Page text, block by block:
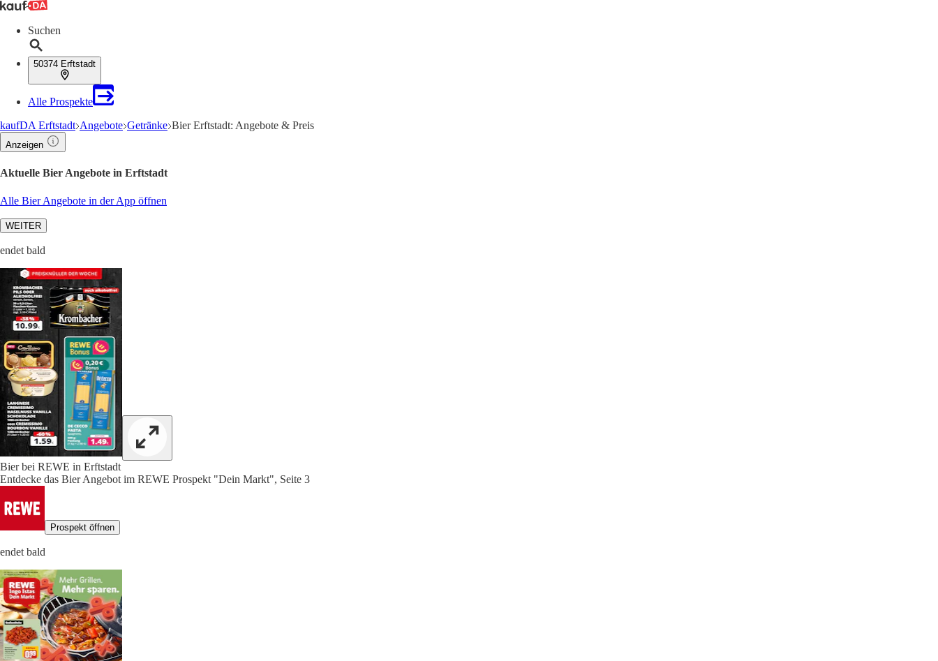
Suchen
50374 Erftstadt
Alle Prospekte
kaufDA Erftstadt Angebote Getränke Bier Erftstadt: Angebote & Preis
Anzeigen
Aktuelle Bier Angebote in Erftstadt
Alle Bier Angebote in der App öffnen
WEITER
endet bald
Bier bei REWE in Erftstadt
Entdecke das Bier Angebot im REWE Prospekt "Dein Markt", Seite 3
Prospekt öffnen
endet bald